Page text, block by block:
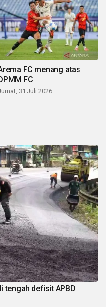
FC menang atas
FC
31 Juli 2026
tengah defisit APBD